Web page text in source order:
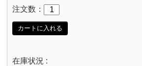
注文数：
カートに入れる
在庫状況 :